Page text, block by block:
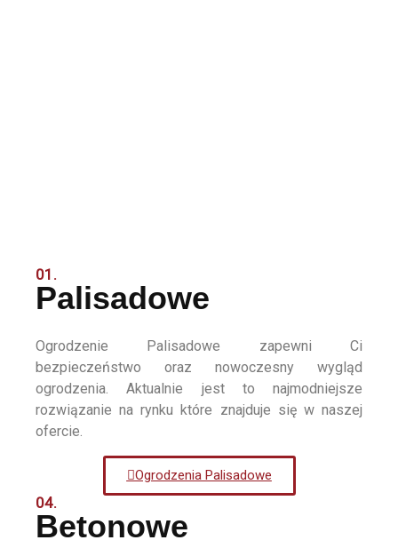
01.
Palisadowe
Ogrodzenie Palisadowe zapewni Ci
bezpieczeństwo oraz nowoczesny wygląd
ogrodzenia. Aktualnie jest to najmodniejsze
rozwiązanie na rynku które znajduje się w naszej
ofercie.
Ogrodzenia Palisadowe
04.
Betonowe